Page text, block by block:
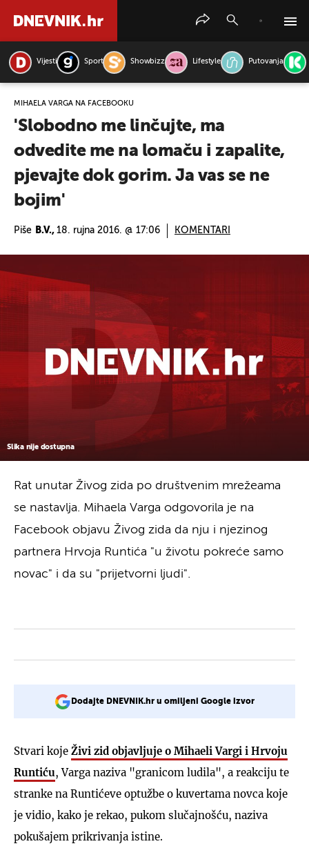
Vijesti Sport Showbizz Lifestyle Putovanja
MIHAELA VARGA NA FACEBOOKU
'Slobodno me linčujte, ma
odvedite me na lomaču i zapalite,
pjevajte dok gorim. Ja vas se ne
bojim'
Piše B.V., 18. rujna 2016. @ 17:06 KOMENTARI
Slika nije dostupna
Rat unutar Živog zida po društvenim mrežeama
se nastavlja. Mihaela Varga odgovorila je na
Facebook objavu Živog zida da nju i njezinog
partnera Hrvoja Runtića "u životu pokreće samo
novac" i da su "prijetvorni ljudi".
Dodajte DNEVNIK.hr u omiljeni Google izvor
Stvari koje Živi zid objavljuje o Mihaeli Vargi i Hrvoju
Runtiću, Varga naziva "granicom ludila", a reakciju te
stranke na Runtićeve optužbe o kuvertama novca koje
je vidio, kako je rekao, pukom slučajnošću, naziva
pokušajem prikrivanja istine.
PRETRAŽITE VIJESTI